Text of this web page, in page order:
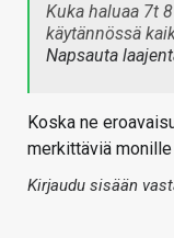
Kuka haluaa 7t
käytännössä
Napsauta
Koska ne
merkittäviä monille
Kirjaudu sisään